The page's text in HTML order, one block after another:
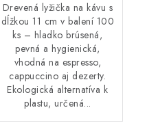
Drevená lyžička na kávu s
dĺžkou 11 cm v balení 100
ks – hladko brúsená,
pevná a hygienická,
vhodná na espresso,
cappuccino aj dezerty.
Ekologická alternatíva k
plastu, určená...